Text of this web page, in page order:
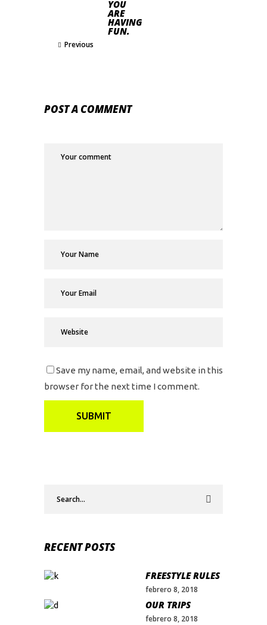
YOU
ARE
HAVING
FUN.
Previous
POST A COMMENT
Save my name, email, and website in this
browser for the next time I comment.
RECENT POSTS
FREESTYLE RULES
febrero 8, 2018
OUR TRIPS
febrero 8, 2018